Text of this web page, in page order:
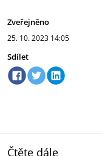
Zveřejněno
25. 10. 2023 14:05
Sdílet
Čtěte dále